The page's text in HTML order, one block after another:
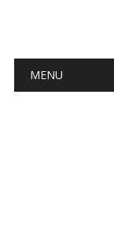
Main
MENU